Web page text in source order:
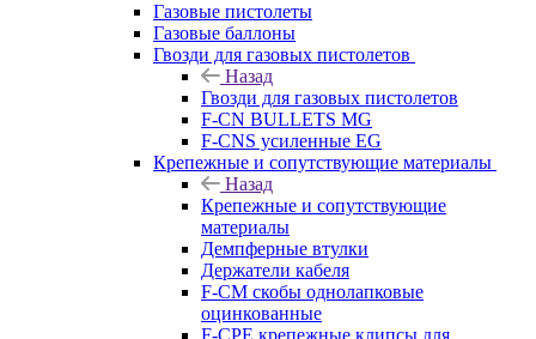
Газовые пистолеты
Газовые баллоны
Гвозди для газовых пистолетов
Назад
Гвозди для газовых пистолетов
F-CN BULLETS MG
F-CNS усиленные EG
Крепежные и сопутствующие материалы
Назад
Крепежные и сопутствующие
материалы
Демпферные втулки
Держатели кабеля
F-CM скобы однолапковые
оцинкованные
F-CPE крепежные клипсы для